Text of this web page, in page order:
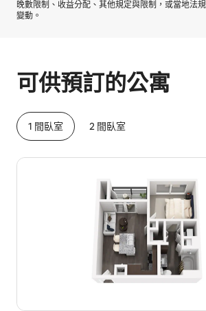
晚數限制、收益分配、其他規定與限制，或當地法
變動。
可供預訂的公寓
1 間臥室 2 間臥室